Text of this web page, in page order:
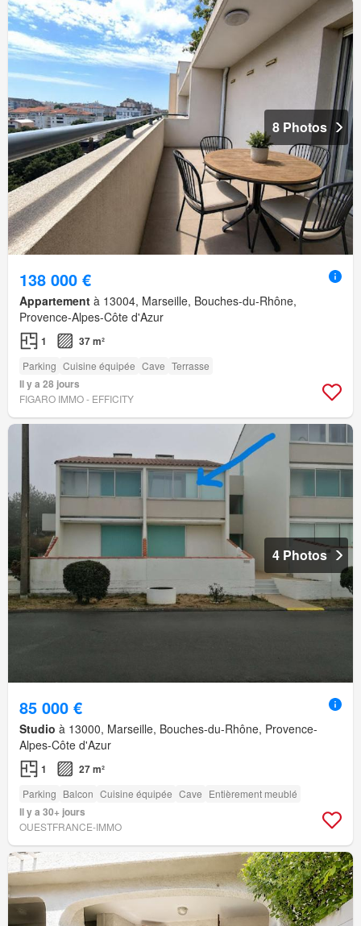
8 Photos
138 000 €
Appartement à 13004, Marseille, Bouches-du-Rhône,
Provence-Alpes-Côte d'Azur
1 37 m²
Parking Cuisine équipée Cave Terrasse
Il y a 28 jours
FIGARO IMMO - EFFICITY
4 Photos
85 000 €
Studio à 13000, Marseille, Bouches-du-Rhône, Provence-
Alpes-Côte d'Azur
1 27 m²
Parking Balcon Cuisine équipée Cave Entièrement meublé
Il y a 30+ jours
OUESTFRANCE-IMMO